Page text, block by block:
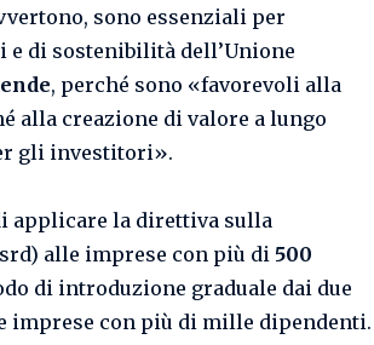
sono essenziali per
di sostenibilità dell’Unione
, perché sono «favorevoli alla
alla creazione di valore a lungo
gli investitori».
applicare la direttiva sulla
alle imprese con più di 500
di introduzione graduale dai due
imprese con più di mille dipendenti.